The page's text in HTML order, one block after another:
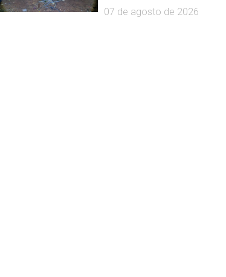
07 de agosto de 2026